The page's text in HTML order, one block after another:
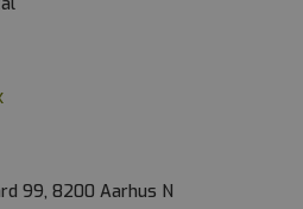
99, 8200 Aarhus N